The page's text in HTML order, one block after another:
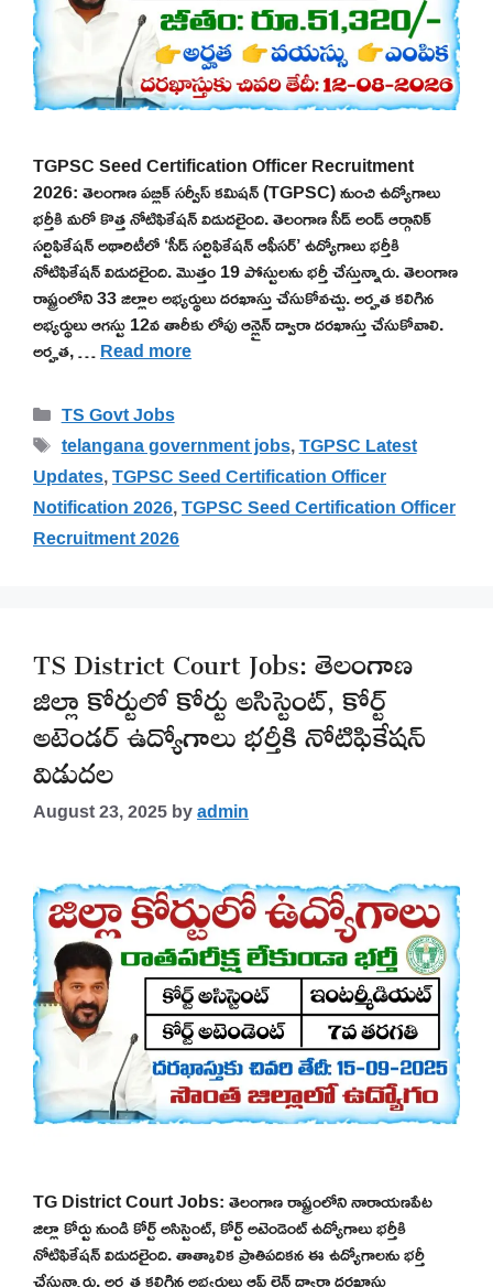
TGPSC Seed Certification Officer Recruitment
2026: తెలంగాణ పబ్లిక్ సర్వీస్ కమిషన్ (TGPSC) నుంచి ఉద్యోగాలు
భర్తీకి మరో కొత్త నోటిఫికేషన్ విడుదలైంది. తెలంగాణ సీడ్ అండ్ ఆర్గానిక్
సర్టిఫికేషన్ అథారిటీలో ‘సీడ్ సర్టిఫికేషన్ ఆఫీసర్’ ఉద్యోగాలు భర్తీకి
నోటిఫికేషన్ విడుదలైంది. మొత్తం 19 పోస్టులను భర్తీ చేస్తున్నారు. తెలంగాణ
రాష్ట్రంలోని 33 జిల్లాల అభ్యర్థులు దరఖాస్తు చేసుకోవచ్చు. అర్హత కలిగిన
అభ్యర్థులు ఆగస్టు 12వ తారీకు లోపు ఆన్లైన్ ద్వారా దరఖాస్తు చేసుకోవాలి.
అర్హత, …Read more
Categories
TS Govt Jobs
Tags
telangana government jobs,TGPSC Latest
Updates,TGPSC Seed Certification Officer
Notification 2026,TGPSC Seed Certification Officer
Recruitment 2026
TS District Court Jobs: తెలంగాణ
జిల్లా కోర్టులో కోర్టు అసిస్టెంట్, కోర్ట్
అటెండర్ ఉద్యోగాలు భర్తీకి నోటిఫికేషన్
విడుదల
August 23, 2025byadmin
TG District Court Jobs: తెలంగాణ రాష్ట్రంలోని నారాయణపేట
జిల్లా కోర్టు నుండి కోర్ట్ అసిస్టెంట్, కోర్ట్ అటెండెంట్ ఉద్యోగాలు భర్తీకి
నోటిఫికేషన్ విడుదలైంది. తాత్కాలిక ప్రాతిపదికన ఈ ఉద్యోగాలను భర్తీ